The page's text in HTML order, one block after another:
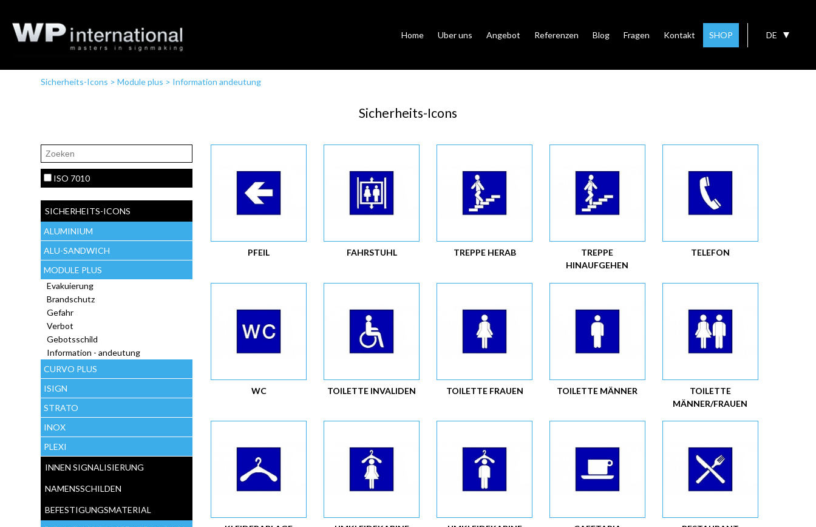
DE
Home Uber uns Angebot Referenzen Blog Fragen Kontakt SHOP
Sicherheits-Icons >Module plus > Information andeutung
Sicherheits-Icons
ISO 7010
SICHERHEITS-ICONS
ALUMINIUM
ALU-SANDWICH
MODULE PLUS
Evakuierung
Brandschutz
Gefahr
Verbot
Gebotsschild
Information - andeutung
CURVO PLUS
ISIGN
STRATO
INOX
PLEXI
INNEN SIGNALISIERUNG
NAMENSSCHILDEN
BEFESTIGUNGSMATERIAL
PFEIL FAHRSTUHL TREPPE HERAB
TREPPE
HINAUFGEHEN
TELEFON
WC TOILETTE INVALIDEN TOILETTE FRAUEN TOILETTE MÄNNER
TOILETTE
MÄNNER/FRAUEN